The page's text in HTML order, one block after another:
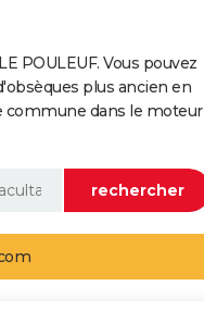
POULEUF. Vous pouvez
plus ancien en
commune dans le moteur